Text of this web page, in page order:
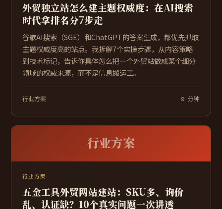
外贸独立站怎么建主题权威度：在AI搜索
时代拿排名分7步走
谷歌AI搜索（SGE）和ChatGPT的答案生成，都优先抓取
主题权威度高的站点。我拆解7个实操步骤，从内容策略
到技术标记，告诉你具体怎么把一个外贸站做成某个细分
领域的权威来源，而不是信息搬运工。
行业方案 9 分钟
行业方案
行业方案
五金工具外贸网站建站：SKU多、询价
乱、认证缺？10个真实问题一次讲透